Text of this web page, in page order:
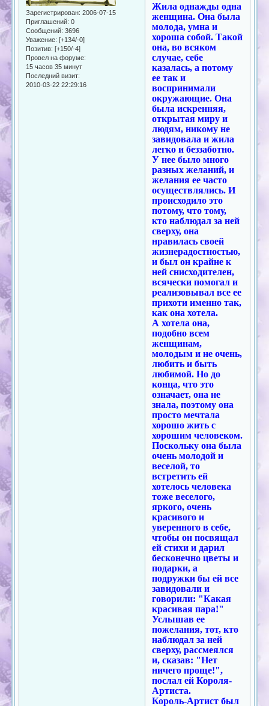
Зарегистрирован: 2006-07-15
Приглашений: 0
Сообщений: 3696
Уважение: [+134/-0]
Позитив: [+150/-4]
Провел на форуме:
15 часов 35 минут
Последний визит:
2010-03-22 22:29:16
Жила однажды одна
женщина. Она была
молода, умна и
хороша собой. Такой
она, во всяком
случае, себе
казалась, а потому
ее так и
воспринимали
окружающие. Она
была искренняя,
открытая миру и
людям, никому не
завидовала и жила
легко и беззаботно.
У нее было много
разных желаний, и
желания ее часто
осуществлялись. И
происходило это
потому, что тому,
кто наблюдал за ней
сверху, она
нравилась своей
жизнерадостностью,
и был он крайне к
ней снисходителен,
всячески помогал и
реализовывал все ее
прихоти именно так,
как она хотела.
А хотела она,
подобно всем
женщинам,
молодым и не очень,
любить и быть
любимой. Но до
конца, что это
означает, она не
знала, поэтому она
просто мечтала
хорошо жить с
хорошим человеком.
Поскольку она была
очень молодой и
веселой, то
встретить ей
хотелось человека
тоже веселого,
яркого, очень
красивого и
уверенного в себе,
чтобы он посвящал
ей стихи и дарил
бесконечно цветы и
подарки, а
подружки бы ей все
завидовали и
говорили: "Какая
красивая пара!"
Услышав ее
пожелания, тот, кто
наблюдал за ней
сверху, рассмеялся
и, сказав: "Нет
ничего проще!",
послал ей Короля-
Артиста.
Король-Артист был